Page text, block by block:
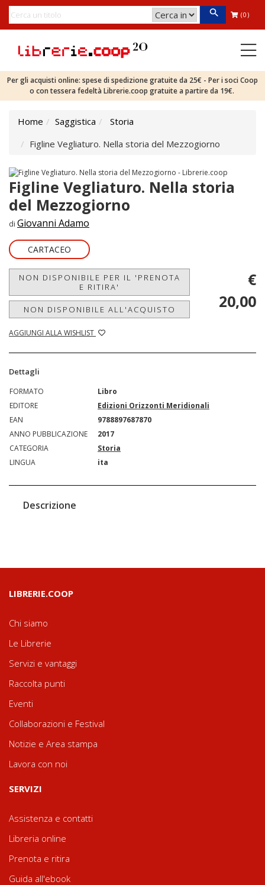
(0)
Per gli acquisti online: spese di spedizione gratuite da 25€ - Per i soci Coop
o con tessera fedeltà Librerie.coop gratuite a partire da 19€.
Home Saggistica
Storia
Figline Vegliaturo. Nella storia del Mezzogiorno
Figline Vegliaturo. Nella storia
del Mezzogiorno
di Giovanni Adamo
CARTACEO
NON DISPONIBILE PER IL 'PRENOTA
E RITIRA'
NON DISPONIBILE ALL'ACQUISTO
AGGIUNGI ALLA WISHLIST
€
20,00
Dettagli
FORMATO
Libro
EDITORE
Edizioni Orizzonti Meridionali
EAN
9788897687870
ANNO PUBBLICAZIONE
2017
CATEGORIA
Storia
LINGUA
ita
Descrizione
LIBRERIE.COOP
Chi siamo
Le Librerie
Servizi e vantaggi
Raccolta punti
Eventi
Collaborazioni e Festival
Notizie e Area stampa
Lavora con noi
SERVIZI
Assistenza e contatti
Libreria online
Prenota e ritira
Guida all'ebook